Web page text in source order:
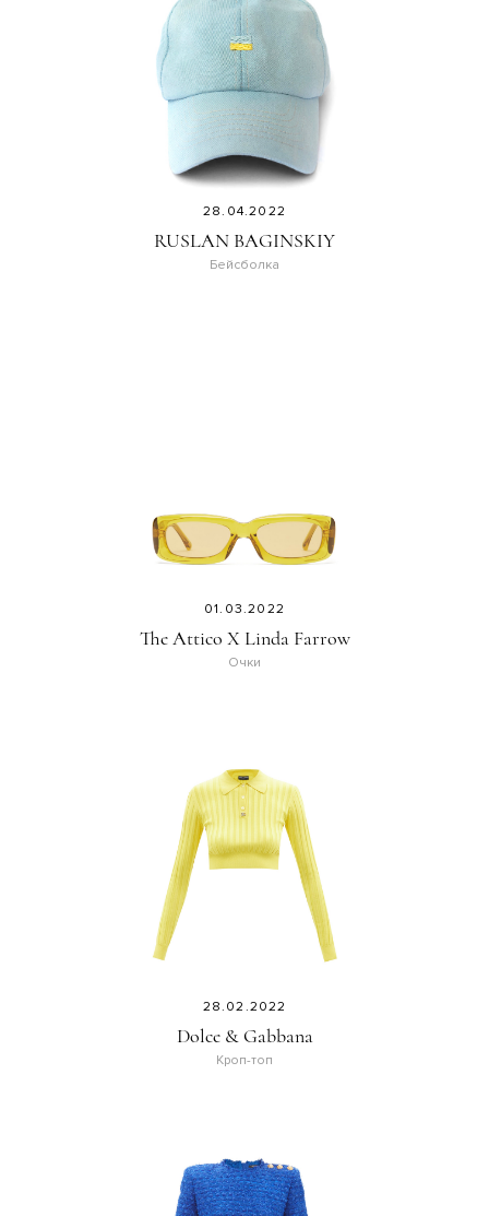
28.04.2022
RUSLAN BAGINSKIY
Бейсболка
01.03.2022
The Attico X Linda Farrow
Очки
28.02.2022
Dolce & Gabbana
Кроп-топ